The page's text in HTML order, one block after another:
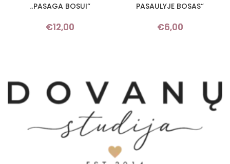
„PASAGA BOSUI“
€12,00
PASAULYJE BOSAS“
€6,00